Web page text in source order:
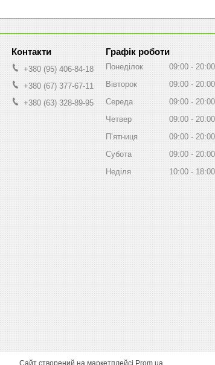
+380 (95) 406-84-18
+380 (67) 377-67-11
+380 (63) 328-89-95
Графік роботи
Понеділок 09:00
20:00
Вівторок
09:00
20:00
Середа
09:00
20:00
Четвер
09:00
20:00
Пʼятниця
09:00
20:00
Субота
09:00
20:00
Неділя
10:00 18:00
Сайт створений на маркетплейсі Prom.ua